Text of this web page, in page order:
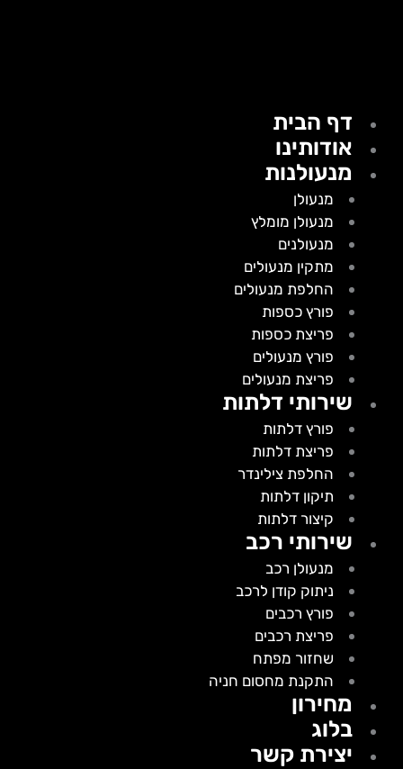
דף הבית
אודותינו
מנעולנות
מנעולן
מנעולן מומלץ
מנעולנים
מתקין מנעולים
החלפת מנעולים
פורץ כספות
פריצת כספות
פורץ מנעולים
פריצת מנעולים
שירותי דלתות
פורץ דלתות
פריצת דלתות
החלפת צילינדר
תיקון דלתות
קיצור דלתות
שירותי רכב
מנעולן רכב
ניתוק קודן לרכב
פורץ רכבים
פריצת רכבים
שחזור מפתח
התקנת מחסום חניה
מחירון
בלוג
יצירת קשר